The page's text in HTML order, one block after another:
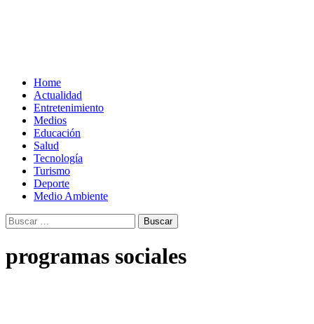
Home
Actualidad
Entretenimiento
Medios
Educación
Salud
Tecnología
Turismo
Deporte
Medio Ambiente
Buscar:
programas sociales